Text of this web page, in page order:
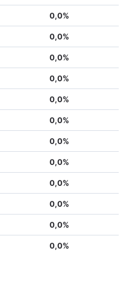
0,0%
0,0%
0,0%
0,0%
0,0%
0,0%
0,0%
0,0%
0,0%
0,0%
0,0%
0,0%